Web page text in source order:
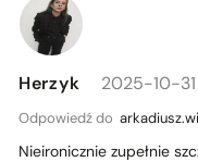
Herzyk 2025-10-31
Odpowiedź do
Nieironicznie zupełnie